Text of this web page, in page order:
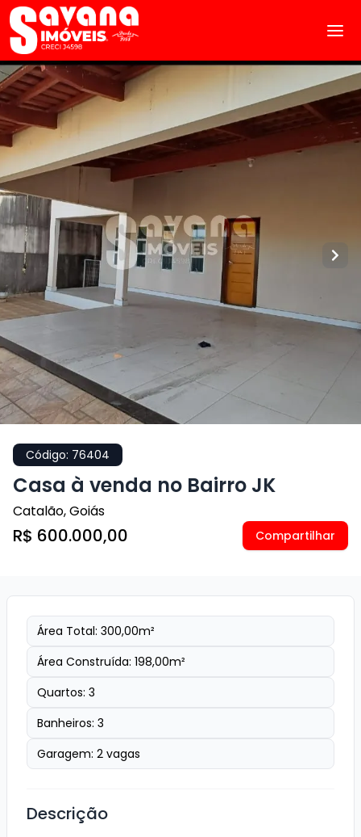
Código: 76404
Casa à venda no Bairro JK
Catalão,Goiás
R$ 600.000,00 Compartilhar
Área Total: 300,00m²
Área Construída: 198,00m²
Quartos: 3
Banheiros: 3
Garagem: 2 vagas
Descrição